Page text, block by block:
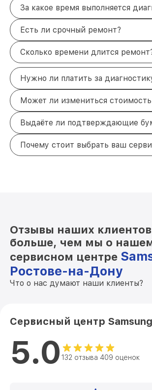
бесплатную диагностику прямо
свяжемся с вами в течение 5
удобное время для выезда
время — восстановите вашу
быстро и без лишних хлопот.
Контактный телефон для связи: +7
87. Наш адрес: проспект Стачки,
За какое время выполняется
Есть ли срочный ремонт?
Сколько времени длится
Нужно ли платить за
Может ли измениться
Выдаёте ли подтверждающие
Почему стоит выбрать ваш
Отзывы наших
больше, чем мы о
сервисном центре
Ростове-на-Дону
Что о нас думают наши клиенты?
Сервисный центр Samsung
5.0 132 отзыва 409 оценок